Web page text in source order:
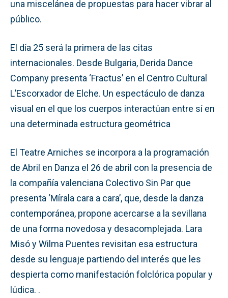
una miscelánea de propuestas para hacer vibrar al
público.
El día 25 será la primera de las citas
internacionales. Desde Bulgaria, Derida Dance
Company presenta ‘Fractus’ en el Centro Cultural
L’Escorxador de Elche. Un espectáculo de danza
visual en el que los cuerpos interactúan entre sí en
una determinada estructura geométrica
El Teatre Arniches se incorpora a la programación
de Abril en Danza el 26 de abril con la presencia de
la compañía valenciana Colectivo Sin Par que
presenta ‘Mírala cara a cara’, que, desde la danza
contemporánea, propone acercarse a la sevillana
de una forma novedosa y desacomplejada. Lara
Misó y Wilma Puentes revisitan esa estructura
desde su lenguaje partiendo del interés que les
despierta como manifestación folclórica popular y
lúdica. .